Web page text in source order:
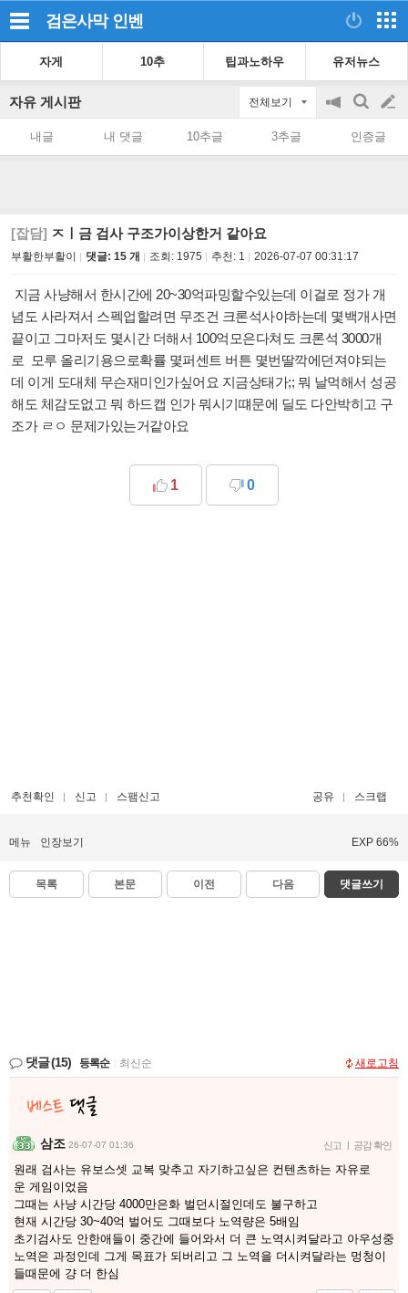
검은사막 인벤
자게 10추 팁과노하우 유저뉴스
자유 게시판 전체보기
공
on/off
검
색
글
쓰
내글 내 댓글 10추글 3추글 인증글
[잡담] ㅈㅣ금 검사 구조가이상한거 같아요
부활한부활이 댓글: 15 개 조회: 1975 추천: 1 2026-07-07 00:31:17
지금 사냥해서 한시간에 20~30억파밍할수있는데 이걸로 정가 개
념도 사라져서 스펙업할려면 무조건 크론석사야하는데 몇백개사면
끝이고 그마저도 몇시간 더해서 100억모은다쳐도 크론석 3000개
로 모루 올리기용으로확률 몇퍼센트 버튼 몇번딸깍에던져야되는
데 이게 도대체 무슨재미인가싶어요 지금상태가;; 뭐 날먹해서 성공
해도 체감도없고 뭐 하드캡 인가 뭐시기떄문에 딜도 다안박히고 구
조가 ㄹㅇ 문제가있는거같아요
1 0
추천확인 신고 스팸신고 공유 스크랩
메뉴 인장보기 EXP 66%
목록 본문 이전 다음 댓글쓰기
댓글(15) 등록순 최신순 새로고침
삼조 26-07-07 01:36 신고 | 공감 확인
원래 검사는 유보스셋 교복 맞추고 자기하고싶은 컨텐츠하는 자유로
운 게임이었음
그때는 사냥 시간당 4000만은화 벌던시절인데도 불구하고
현재 시간당 30~40억 벌어도 그때보다 노역량은 5배임
초기검사도 안한애들이 중간에 들어와서 더 큰 노역시켜달라고 아우성중
노역은 과정인데 그게 목표가 되버리고 그 노역을 더시켜달라는 멍청이
들때문에 걍 더 한심